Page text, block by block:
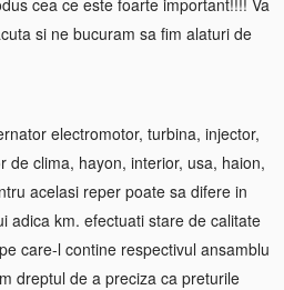
si ne bucuram sa fim alaturi de
electromotor, turbina, injector,
de clima, hayon, interior, usa, haion,
acelasi reper poate sa difere in
adica km. efectuati stare de calitate
care-l contine respectivul ansamblu
dreptul de a preciza ca preturile